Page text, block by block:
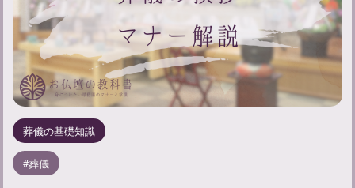
葬儀の基礎知識
葬儀